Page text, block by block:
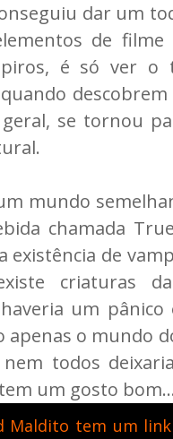
dar um
de
é só ver o
quando
se tornou
mundo
chamada
existência de
criaturas
um
apenas o mundo
todos
um gosto bom...
Maldito tem um